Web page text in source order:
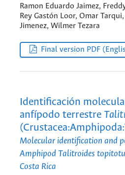
Ramon Eduardo Jaimez,
Rey Gastón Loor, Omar
Jimenez, Wilmer Tezara
Final version PDF
Identificación
anfípodo terrestre
Molecular identification and
Amphipod Talitroides
Costa Rica